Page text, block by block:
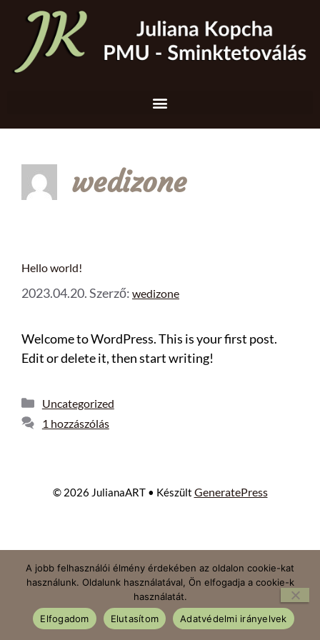
wedizone
Hello world!
2023.04.20.Szerző: wedizone
Welcome to WordPress. This is your first post.
Edit or delete it, then start writing!
Uncategorized
1 hozzászólás
© 2026 JulianaART• Készült GeneratePress
A jobb felhasználói élmény érdekében az oldalon cookie-kat
használunk. Oldalunk használatával, Ön elfogadja a cookie-k
használatát.
Elfogadom
Elutasítom Adatvédelmi irányelvek